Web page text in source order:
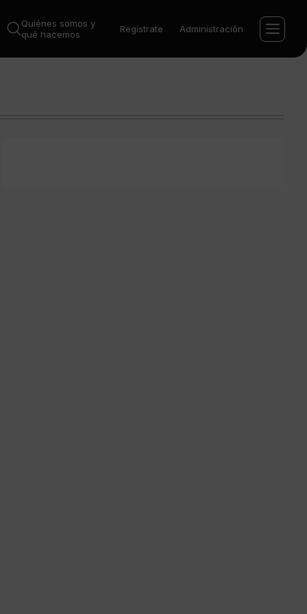
Quiénes somos y
qué hacemos
Regístrate Administración